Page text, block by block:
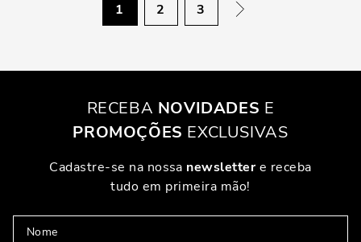
1 2 3
RECEBA NOVIDADES E
PROMOÇÕES EXCLUSIVAS
Cadastre-se na nossa newslettere receba
tudo em primeira mão!